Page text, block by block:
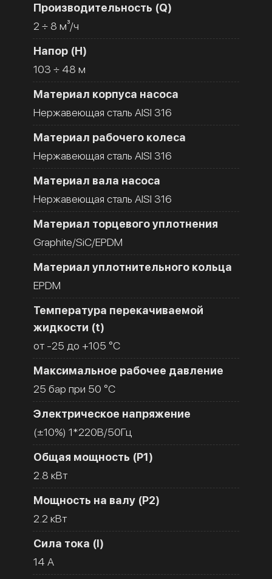
Производительность (Q)
2 ÷ 8 м³/ч
Напор (H)
103 ÷ 48 м
Материал корпуса насоса
Нержавеющая сталь AISI 316
Материал рабочего колеса
Нержавеющая сталь AISI 316
Материал вала насоса
Нержавеющая сталь AISI 316
Материал торцевого уплотнения
Graphite/SiC/EPDM
Материал уплотнительного кольца
EPDM
Температура перекачиваемой
жидкости (t)
от -25 до +105 °C
Максимальное рабочее давление
25 бар при 50 °C
Электрическое напряжение
(±10%) 1*220В/50Гц
Общая мощность (Р1)
2.8 кВт
Мощность на валу (Р2)
2.2 кВт
Сила тока (I)
14 A